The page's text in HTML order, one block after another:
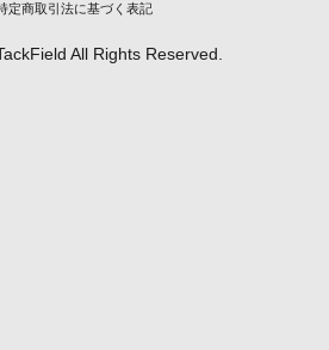
定商取引法に基づく表記
All Rights Reserved.